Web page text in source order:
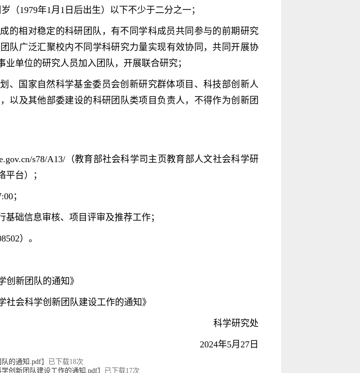
（1979年1月1日后出生）以下不少于二分之一；
的相对稳定的科研团队，有不同学科成员共同参与的前期研究
队广泛汇聚校内不同学科研究力量实现有效协同，共同开展协
单位的研究人员加入团队，开展联合研究；
、国家自然科学基金委员会创新研究群体项目、科技部创新人
以及其他部委建设的科研团队类项目负责人，不得作为创新团
s78/A13/（教育部社会科学司主页教育部人文社会科学研
台）；
；
基础信息审核、项目评审及推荐工作；
）。
创新团队的通知》
会科学创新团队建设工作的通知》
科学研究处
2024年5月27日
的通知.pdf】已下载18次
创新团队建设工作的通知.pdf】已下载17次